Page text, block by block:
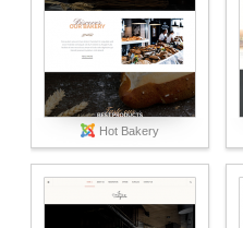
Hot Bakery